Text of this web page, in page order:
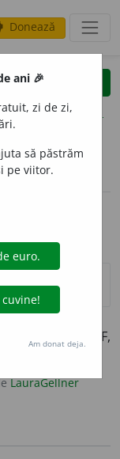
Donează
clear
opțiuni
AL. [Turc. ZAIF,
LauraGellner
ani 🎉
zi de zi,
să păstrăm
pe viitor.
Am donat deja.